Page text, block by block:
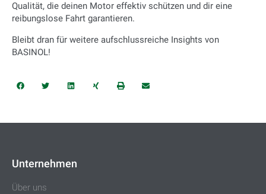
Qualität, die deinen Motor effektiv schützen und dir eine
reibungslose Fahrt garantieren.
Bleibt dran für weitere aufschlussreiche Insights von
BASINOL!
Unternehmen
Über uns